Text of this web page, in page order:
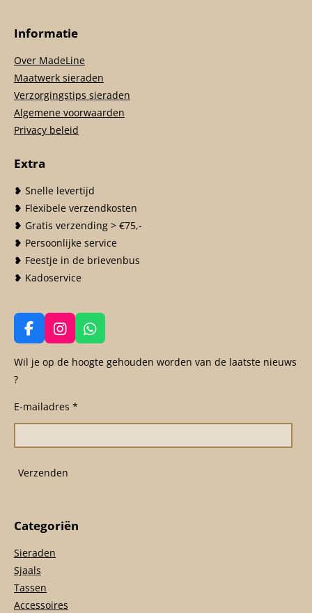
Informatie
Over MadeLine
Maatwerk sieraden
Verzorgingstips sieraden
Algemene voorwaarden
Privacy beleid
Extra
❥ Snelle levertijd
❥ Flexibele verzendkosten
❥ Gratis verzending > €75,-
❥ Persoonlijke service
❥ Feestje in de brievenbus
❥ Kadoservice
F
a
c
o
o
I
n
s
g
r
m
W
h
a
p
Wil je op de hoogte gehouden worden van de laatste nieuws
?
E-mailadres *
Verzenden
Categoriën
Sieraden
Sjaals
Tassen
Accessoires